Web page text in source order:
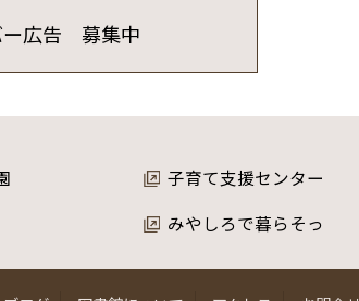
ー広告 募集中
子育て支援センター
みやしろで暮らそっ